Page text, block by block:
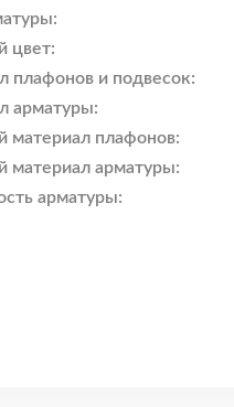
цвет:
плафонов и подвесок:
арматуры:
материал плафонов:
материал арматуры:
арматуры: